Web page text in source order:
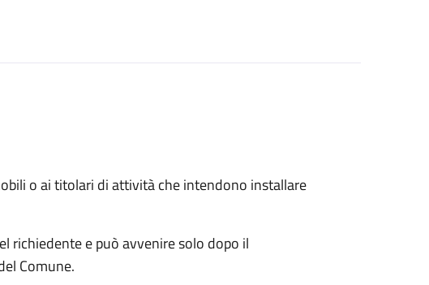
o ai titolari di attività che intendono installare
richiedente e può avvenire solo dopo il
Comune.